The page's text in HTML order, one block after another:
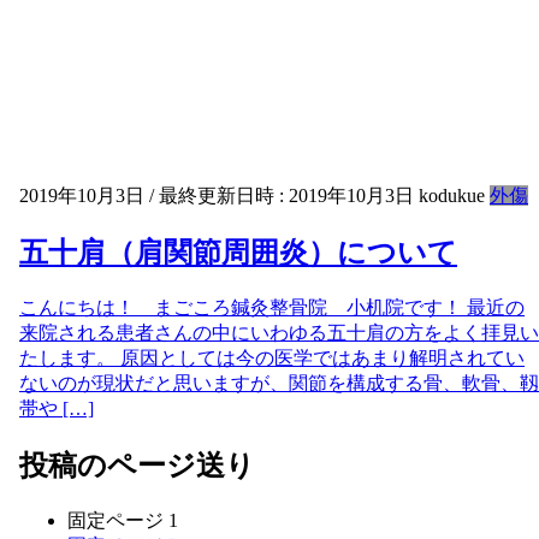
2019年10月3日 / 最終更新日時 : 2019年10月3日 kodukue 外傷
五十肩（肩関節周囲炎）について
こんにちは！ まごころ鍼灸整骨院 小机院です！ 最近の
来院される患者さんの中にいわゆる五十肩の方をよく拝見い
たします。 原因としては今の医学ではあまり解明されてい
ないのが現状だと思いますが、関節を構成する骨、軟骨、靱
帯や […]
投稿のページ送り
固定ページ 1